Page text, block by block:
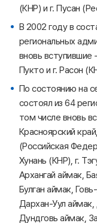
(КНР) и г. Пусан
В 2002 году в
региональных
вновь вступившие
Пукто и г. Расон
По состоянию на
состоял из 64
том числе вновь
Красноярский
(Российская
Хунань (КНР), г.
Архангай аймак,
Булган аймак,
Дархан-Уул
Дундговь аймак,